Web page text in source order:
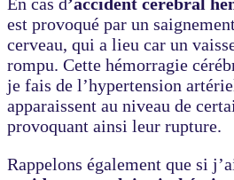
est provoqué par un
cerveau, qui a lieu car un
rompu. Cette hémorragie
je fais de l’hypertension
apparaissent au niveau de
provoquant ainsi leur rupture.
Rappelons également que si